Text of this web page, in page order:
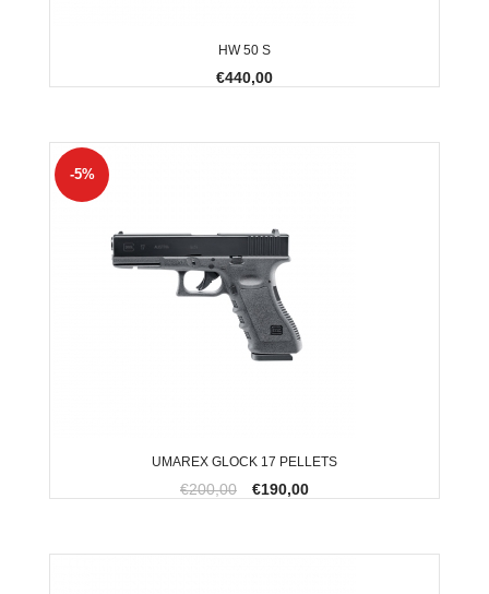
HW 50 S
€440,00
UMAREX GLOCK 17 PELLETS
-5%
€200,00 €190,00